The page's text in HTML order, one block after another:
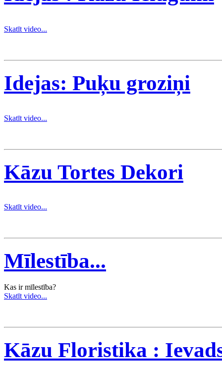
Skatīt video...
Idejas: Puķu groziņi
Skatīt video...
Kāzu Tortes Dekori
Skatīt video...
Mīlestība...
Kas ir mīlestība?
Skatīt video...
Kāzu Floristika :